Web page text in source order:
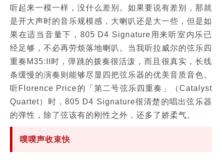
听起来一模一样，没什么差别。如果要说有差别，那就
是开大声时的音乐规模感，大喇叭还是大一些，但是如
果在适当音量下，805 D4 Signature用来听室内乐已
经足够，不必再劳烦落地喇叭。当我听拉威尔的弦乐四
重奏M35:II时，弹跳的拨奏很活泼，而且很真实，长线
条缓慢的演奏则能够尽显四把弦乐器的优美音质音色。
听Florence Price的「第二号弦乐四重奏」（Catalyst
Quartet）时，805 D4 Signature很清楚的唱出弦乐器
的弹性，除了弦该有的刚性之外，还多了娇柔气。
噗噗声收束快